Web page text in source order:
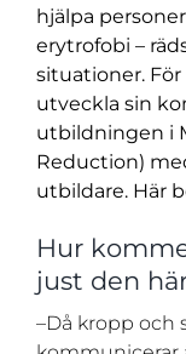
hjälpa
erytrofobi –
situationer.
utveckla sin
utbildningen i
Reduction)
utbildare. Här
Hur
just den
–Då kropp och